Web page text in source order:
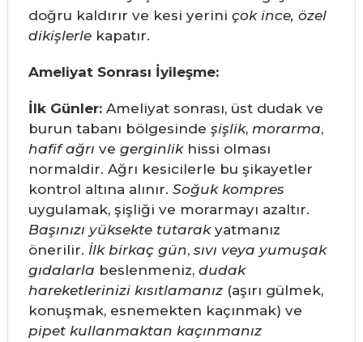
doğru kaldırır ve kesi yerini çok ince, özel
dikişlerlekapatır.
Ameliyat Sonrası İyileşme:
İlk Günler:Ameliyat sonrası, üst dudak ve
burun tabanı bölgesinde şişlik, morarma,
hafif ağrı ve gerginlikhissi olması
normaldir. Ağrı kesicilerle bu şikayetler
kontrol altına alınır. Soğuk kompres
uygulamak, şişliği ve morarmayı azaltır.
Başınızı yüksekte tutarakyatmanız
önerilir. İlk birkaç gün, sıvı veya yumuşak
gıdalarla beslenmeniz, dudak
hareketlerinizi kısıtlamanız(aşırı gülmek,
konuşmak, esnemekten kaçınmak) ve
pipet kullanmaktan kaçınmanız